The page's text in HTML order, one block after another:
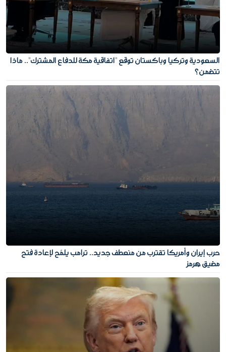
السعودية وتركيا وباكستان توقع "اتفاقية مكة للدفاع المشترك".. ماذا
تتضمن؟
حرب إيران وأمريكا تقترب من منعطف جديد.. ترامب يلمّح لإعادة فتح
مضيق هرمز